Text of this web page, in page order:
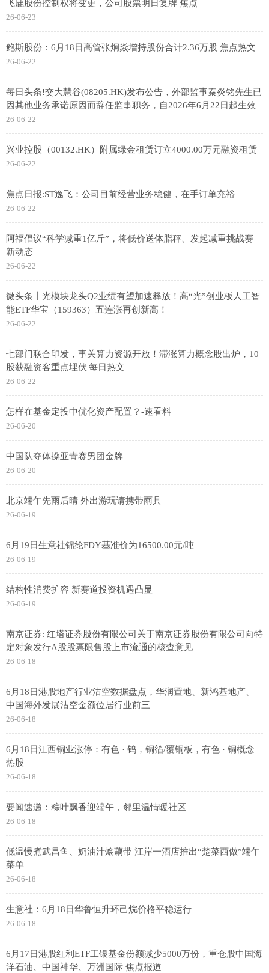
飞鹿股份控制权将变更，公司股票明日复牌 焦点
26-06-23
鲍斯股份：6月18日高管张炯焱增持股份合计2.36万股 焦点热文
26-06-22
每日头条!交大慧谷(08205.HK)发布公告，外部监事秦炎铭先生已
因其他业务承诺原因而辞任监事职务，自2026年6月22日起生效
26-06-22
兴业控股（00132.HK）附属绿金租赁订立4000.00万元融资租赁
26-06-22
焦点日报:ST逸飞：公司目前经营业务稳健，在手订单充裕
26-06-22
阿福倡议“科学减重1亿斤”，将低价送体脂秤、发起减重挑战赛
新动态
26-06-22
微头条丨光模块龙头Q2业绩有望加速释放！高“光”创业板人工智
能ETF华宝（159363）五连涨再创新高！
26-06-22
七部门联合印发，事关算力资源开放！滞涨算力概念股出炉，10
股获融资客重点埋伏|每日热文
26-06-22
怎样在基金定投中优化资产配置？-速看料
26-06-20
中国队夺体操亚青赛男团金牌
26-06-20
北京端午先雨后晴 外出游玩请携带雨具
26-06-19
6月19日生意社锦纶FDY基准价为16500.00元/吨
26-06-19
结构性消费扩容 新赛道投资机遇凸显
26-06-19
南京证券: 红塔证券股份有限公司关于南京证券股份有限公司向特
定对象发行A股股票限售股上市流通的核查意见
26-06-18
6月18日港股地产行业沽空数据盘点，华润置地、新鸿基地产、
中国海外发展沽空金额位居行业前三
26-06-18
6月18日江西铜业涨停：有色 · 钨，铜箔/覆铜板，有色 · 铜概念
热股
26-06-18
要闻速递：粽叶飘香迎端午，邻里温情暖社区
26-06-18
低温慢煮武昌鱼、奶油汁烩藕带 江岸一酒店推出“楚菜西做”端午
菜单
26-06-18
生意社：6月18日华鲁恒升环己烷价格平稳运行
26-06-18
6月17日港股红利ETF工银基金份额减少5000万份，重仓股中国海
洋石油、中国神华、万洲国际 焦点报道